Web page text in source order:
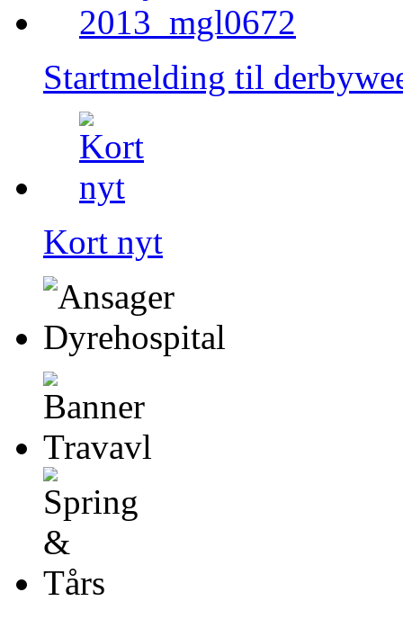
Startmelding til
Kort nyt